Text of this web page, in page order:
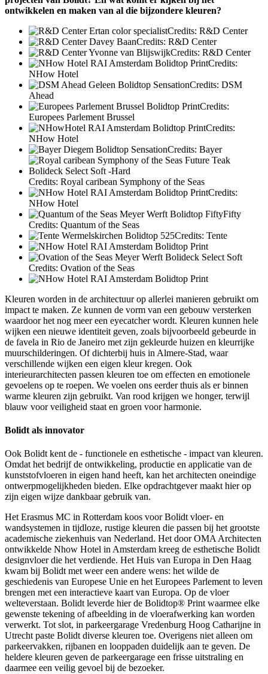
ontwikkelen en maken van al die bijzondere kleuren?
Credits: R&D Center
Credits: R&D Center
Credits: R&D Center
Credits:
NHow Hotel
Credits: DSM
Ahead
Credits:
Europees Parlement Brussel
Credits:
NHow Hotel
Credits: Bayer
Credits: Royal caribean Symphony of the Seas
Credits:
NHow Hotel
Credits: Quantum of the Seas
Credits: Tente
Credits: Ovation of the Seas
Kleuren worden in de architectuur op allerlei manieren gebruikt om
impact te maken. Ze kunnen de vorm van een gebouw versterken
waardoor het nog meer een eyecatcher wordt. Kleuren kunnen hele
wijken een nieuwe identiteit geven, zoals bijvoorbeeld gebeurde in
de favela in Rio de Janeiro met zijn gekleurde huizen en kleurrijke
muurschilderingen. Of dichterbij huis in Almere-Stad, waar
verschillende wijken een eigen kleur kregen. Ook
interieurarchitecten passen kleuren toe om effecten en emotionele
gevoelens op te roepen. We voelen ons eerder thuis als er binnen
warme kleuren zijn gebruikt. Van rood krijgen we honger, terwijl
blauw voor veiligheid staat en groen voor harmonie.
Bolidt als innovator
Ook Bolidt kent de - functionele en esthetische - impact van kleuren.
Omdat het bedrijf de ontwikkeling, productie en applicatie van de
kunststofvloeren in eigen hand heeft, kan het architecten oneindige
ontwerpmogelijkheden bieden. Elke opdrachtgever maakt hier op
zijn eigen wijze dankbaar gebruik van.
Het Erasmus MC in Rotterdam koos voor Bolidt vloer- en
wandsystemen in tijdloze, rustige kleuren die passen bij het grootste
academische ziekenhuis van Nederland. Het door OMA Architecten
ontwikkelde Nhow Hotel in Amsterdam kreeg de esthetische Bolidt
designvloer die het verdiende. Het Huis van Europa in Den Haag
kwam bij Bolidt met weer een andere wens: het wilde de
geschiedenis van Europese Unie en het Europees Parlement to leven
brengen met een interactieve kaart van Europa. Op de vloer
welteverstaan. Bolidt leverde hier de Bolidtop® Print waarmee elke
gewenste tekening of afbeelding in de vloerafwerking kan worden
verwerkt. Tot slot, in parkeergarage Vredenburg Hoog Catharijne in
Utrecht paste Bolidt diverse kleuren toe. Overigens niet alleen om
parkeervakken, rijbanen en looppaden duidelijk aan te geven. De
heldere kleuren geven de parkeergarage een frisse uitstraling en
daarmee een veilig gevoel bij de bezoeker.